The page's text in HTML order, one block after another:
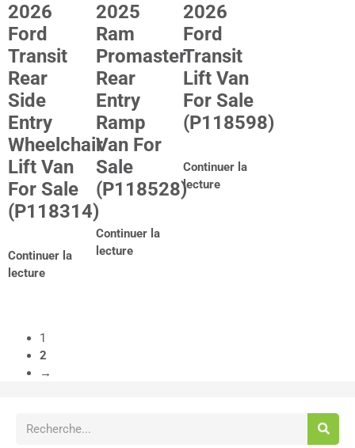
2026
Ford
Transit
Rear
Side
Entry
Wheelchair
Lift Van
For Sale
(P118314)
Continuer la
lecture
2025
Ram
Promaster
Rear
Entry
Ramp
Van For
Sale
(P118528)
Continuer la
lecture
2026
Ford
Transit
Lift Van
For Sale
(P118598)
Continuer la
lecture
1
2
→